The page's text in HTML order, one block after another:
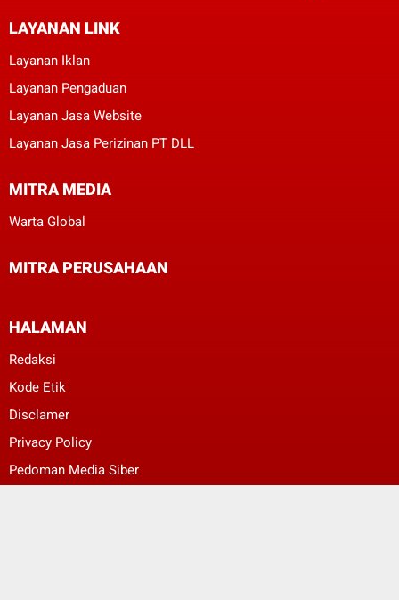
LAYANAN LINK
Layanan Iklan
Layanan Pengaduan
Layanan Jasa Website
Layanan Jasa Perizinan PT DLL
MITRA MEDIA
Warta Global
MITRA PERUSAHAAN
HALAMAN
Redaksi
Kode Etik
Disclamer
Privacy Policy
Pedoman Media Siber